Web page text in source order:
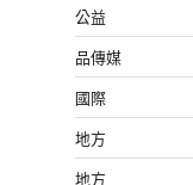
公益
品傳媒
國際
地方
地方